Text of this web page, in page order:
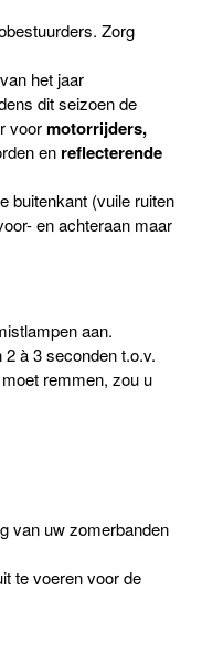
Zorg
het jaar
dit seizoen de
voormotorrijders,
en reflecterende
buitenkant (vuile ruiten
en achteraan maar
aan.
à 3 seconden t.o.v.
remmen, zou u
van uw zomerbanden
te voeren voor de